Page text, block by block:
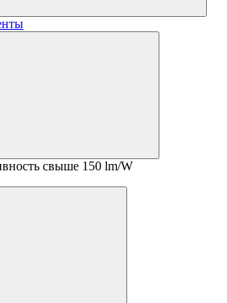
свыше 150 lm/W